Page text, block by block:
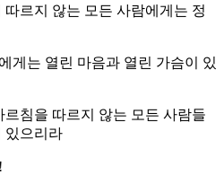
르지 않는 모든 사람에게는 정
게는 열린 마음과 열린 가슴이 있
침을 따르지 않는 모든 사람들
있으리라